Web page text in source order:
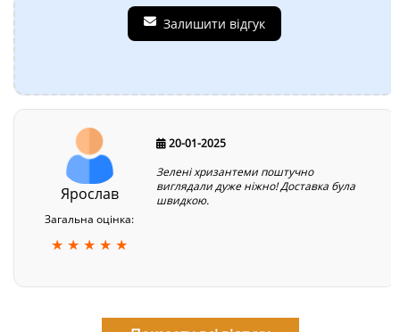
Залишити відгук
Ярослав
Загальна оцінка:
★ ★ ★ ★ ★
20-01-2025
Зелені хризантеми поштучно
виглядали дуже ніжно! Доставка була
швидкою.